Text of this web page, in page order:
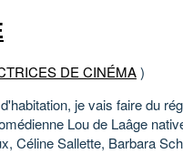
DE CINÉMA)
je vais faire du
Lou de Laâge
Céline Sallette, Barbara